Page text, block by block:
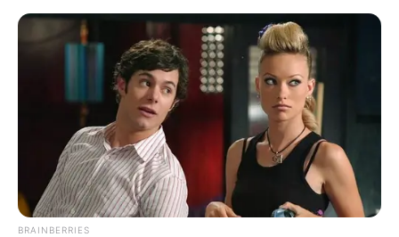
von Koblenz, Lahnstein, Nievern, Bad Ems, Becheln und
Braubach vorgestellt und beschrieben. Sie gehören zu
den Touristenzielen in der Ausflugsregion Mittelrhein
nebst angrenzenden Gebieten. Außerdem haben auch
Klosteranlagen oft eine große Ähnlichkeit mit
Schlossanlagen und Burgen, weshalb diese hier bzw. auf
den nachfolgenden Seiten ebenfalls aufgelistet sind,
ebenso wie Burgruinen, Festungen, Wehrkirchen, Städte
mit Burgen oder Schlössern und rekonstruierte
Befestigungen aus antiken Zeiten.
BRAINBERRIES